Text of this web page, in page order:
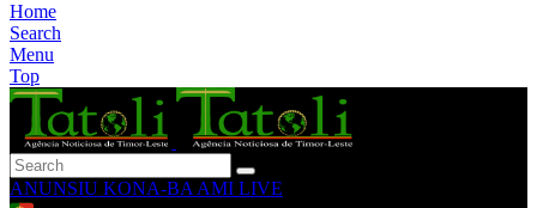
Home
Search
Menu
Top
ANUNSIU KONA-BA AMI LIVE